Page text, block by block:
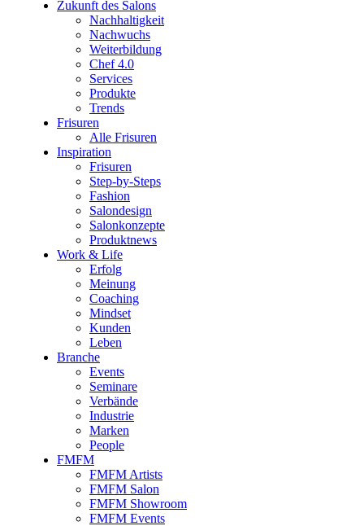
Zukunft des Salons
Nachhaltigkeit
Nachwuchs
Weiterbildung
Chef 4.0
Services
Produkte
Trends
Frisuren
Alle Frisuren
Inspiration
Frisuren
Step-by-Steps
Fashion
Salondesign
Salonkonzepte
Produktnews
Work & Life
Erfolg
Meinung
Coaching
Mindset
Kunden
Leben
Branche
Events
Seminare
Verbände
Industrie
Marken
People
FMFM
FMFM Artists
FMFM Salon
FMFM Showroom
FMFM Events